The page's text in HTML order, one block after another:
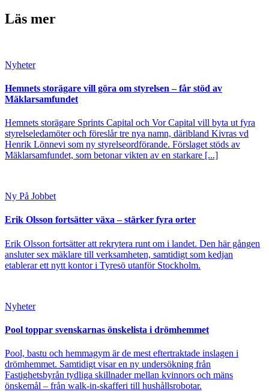
Läs mer
Nyheter
Hemnets storägare vill göra om styrelsen – får stöd av
Mäklarsamfundet
Hemnets storägare Sprints Capital och Vor Capital vill byta ut fyra
styrelseledamöter och föreslår tre nya namn, däribland Kivras vd
Henrik Lönnevi som ny styrelseordförande. Förslaget stöds av
Mäklarsamfundet, som betonar vikten av en starkare [...]
Ny På Jobbet
Erik Olsson fortsätter växa – stärker fyra orter
Erik Olsson fortsätter att rekrytera runt om i landet. Den här gången
ansluter sex mäklare till verksamheten, samtidigt som kedjan
etablerar ett nytt kontor i Tyresö utanför Stockholm.
Nyheter
Pool toppar svenskarnas önskelista i drömhemmet
Pool, bastu och hemmagym är de mest eftertraktade inslagen i
drömhemmet. Samtidigt visar en ny undersökning från
Fastighetsbyrån tydliga skillnader mellan kvinnors och mäns
önskemål – från walk-in-skafferi till hushållsrobotar.